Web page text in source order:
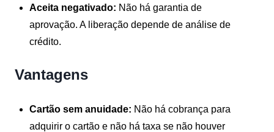
Aceita negativado: Não há garantia de
aprovação. A liberação depende de análise de
crédito.
Vantagens
Cartão sem anuidade: Não há cobrança para
adquirir o cartão e não há taxa se não houver